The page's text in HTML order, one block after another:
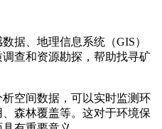
据、地理信息系统（GIS）
查和资源勘探，帮助找寻矿
空间数据，可以实时监测环
森林覆盖等。这对于环境保